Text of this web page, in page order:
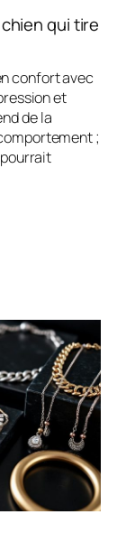
qui tire
confort avec
et
de la
;